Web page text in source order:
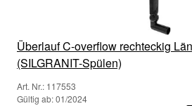
Überlauf C-overflow rechteckig
(SILGRANIT-Spülen)
Art. Nr.: 117553
Gültig ab: 01/2024